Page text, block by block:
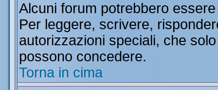
Alcuni forum potrebbero
Per leggere, scrivere,
autorizzazioni speciali, che
possono concedere.
Torna in cima